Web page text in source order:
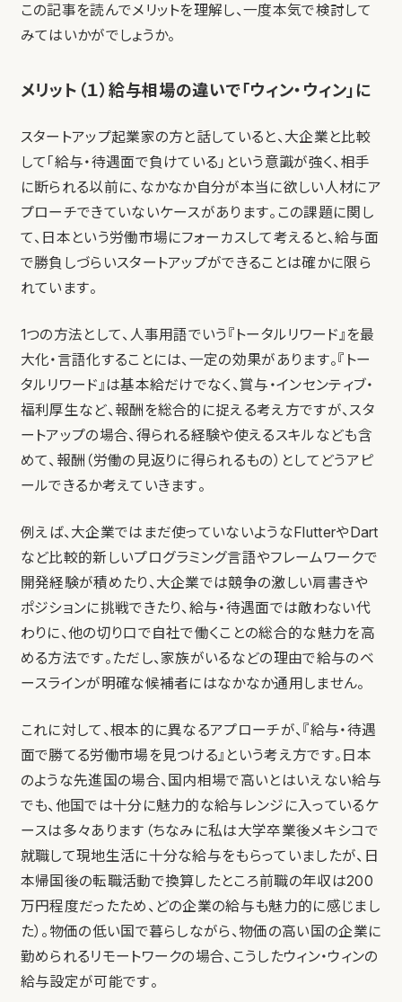
この記事を読んでメリットを理解し、一度本気で検討して
みてはいかがでしょうか。
メリット（１）給与相場の違いで「ウィン・ウィン」に
スタートアップ起業家の方と話していると、大企業と比較
して「給与・待遇面で負けている」という意識が強く、相手
に断られる以前に、なかなか自分が本当に欲しい人材にア
プローチできていないケースがあります。この課題に関し
て、日本という労働市場にフォーカスして考えると、給与面
で勝負しづらいスタートアップができることは確かに限ら
れています。
1つの方法として、人事用語でいう『トータルリワード』を最
大化・言語化することには、一定の効果があります。『トー
タルリワード』は基本給だけでなく、賞与・インセンティブ・
福利厚生など、報酬を総合的に捉える考え方ですが、スタ
ートアップの場合、得られる経験や使えるスキルなども含
めて、報酬（労働の見返りに得られるもの）としてどうアピ
ールできるか考えていきます。
例えば、大企業ではまだ使っていないようなFlutterやDart
など比較的新しいプログラミング言語やフレームワークで
開発経験が積めたり、大企業では競争の激しい肩書きや
ポジションに挑戦できたり、給与・待遇面では敵わない代
わりに、他の切り口で自社で働くことの総合的な魅力を高
める方法です。ただし、家族がいるなどの理由で給与のベ
ースラインが明確な候補者にはなかなか通用しません。
これに対して、根本的に異なるアプローチが、『給与・待遇
面で勝てる労働市場を見つける』という考え方です。日本
のような先進国の場合、国内相場で高いとはいえない給与
でも、他国では十分に魅力的な給与レンジに入っているケ
ースは多々あります（ちなみに私は大学卒業後メキシコで
就職して現地生活に十分な給与をもらっていましたが、日
本帰国後の転職活動で換算したところ前職の年収は200
万円程度だったため、どの企業の給与も魅力的に感じまし
た）。物価の低い国で暮らしながら、物価の高い国の企業に
勤められるリモートワークの場合、こうしたウィン・ウィンの
給与設定が可能です。